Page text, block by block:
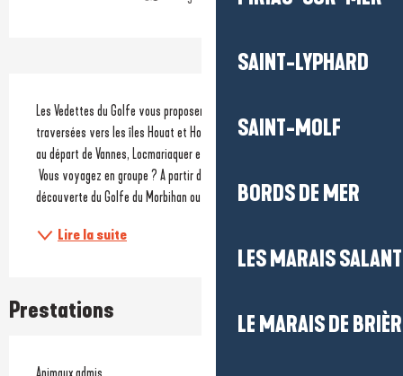
SAINT-LYPHARD
SAINT-MOLF
BORDS DE MER
LES MARAIS
LE MARAIS DE
Description
Les Vedettes du Golfe vous proposent d'avril à septembre des
traversées vers les îles Houat et Hoedic avec des escales confortables,
au départ de Vannes, Locmariaquer et Port-Navalo.
découverte du Golfe du Morbihan ou de la Rivière...
Lire la suite
Prestations